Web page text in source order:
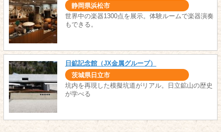
静岡県浜松市
世界中の楽器1300点を展示。体験ルームで楽器演奏
もできる。
日鉱記念館（JX金属グループ）
茨城県日立市
坑内を再現した模擬坑道がリアル。日立鉱山の歴史
が学べる